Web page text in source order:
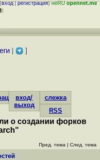
вход|регистрация)неRUopennet.me
| ]
вход/
выход
слежка
RSS
о создании форков
Пред. тема | След. тема